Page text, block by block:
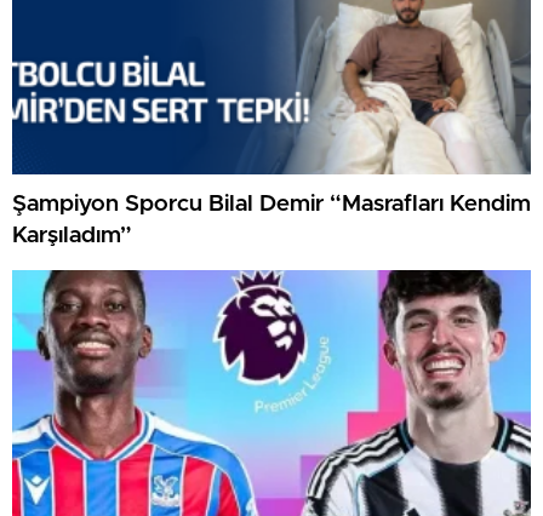
Şampiyon Sporcu Bilal Demir “Masrafları Kendim
Karşıladım”